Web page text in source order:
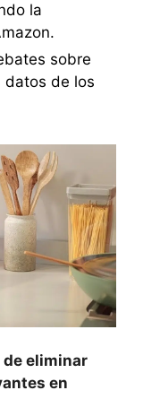
la
sobre
datos de los
de eliminar
en